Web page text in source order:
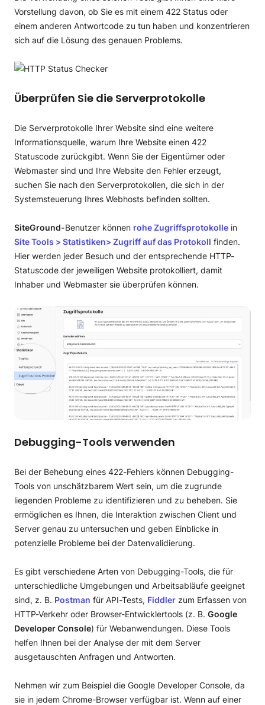
Vorstellung davon, ob Sie es mit einem 422 Status oder
einem anderen Antwortcode zu tun haben und konzentrieren
sich auf die Lösung des genauen Problems.
Überprüfen Sie die Serverprotokolle
Die Serverprotokolle Ihrer Website sind eine weitere
Informationsquelle, warum Ihre Website einen 422
Statuscode zurückgibt. Wenn Sie der Eigentümer oder
Webmaster sind und Ihre Website den Fehler erzeugt,
suchen Sie nach den Serverprotokollen, die sich in der
Systemsteuerung Ihres Webhosts befinden sollten.
SiteGround-Benutzer können rohe Zugriffsprotokolle in
Site Tools > Statistiken> Zugriff auf das Protokoll finden.
Hier werden jeder Besuch und der entsprechende HTTP-
Statuscode der jeweiligen Website protokolliert, damit
Inhaber und Webmaster sie überprüfen können.
Debugging-Tools verwenden
Bei der Behebung eines 422-Fehlers können Debugging-
Tools von unschätzbarem Wert sein, um die zugrunde
liegenden Probleme zu identifizieren und zu beheben. Sie
ermöglichen es Ihnen, die Interaktion zwischen Client und
Server genau zu untersuchen und geben Einblicke in
potenzielle Probleme bei der Datenvalidierung.
Es gibt verschiedene Arten von Debugging-Tools, die für
unterschiedliche Umgebungen und Arbeitsabläufe geeignet
sind, z. B. Postman für API-Tests, Fiddler zum Erfassen von
HTTP-Verkehr oder Browser-Entwicklertools (z. B. Google
Developer Console) für Webanwendungen. Diese Tools
helfen Ihnen bei der Analyse der mit dem Server
ausgetauschten Anfragen und Antworten.
Nehmen wir zum Beispiel die Google Developer Console, da
sie in jedem Chrome-Browser verfügbar ist. Wenn auf einer